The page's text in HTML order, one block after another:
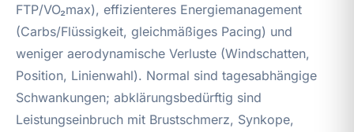
FTP/VO₂max), effizienteres Energiemanagement
(Carbs/Flüssigkeit, gleichmäßiges Pacing) und
weniger aerodynamische Verluste (Windschatten,
Position, Linienwahl). Normal sind tagesabhängige
Schwankungen; abklärungsbedürftig sind
Leistungseinbruch mit Brustschmerz, Synkope,